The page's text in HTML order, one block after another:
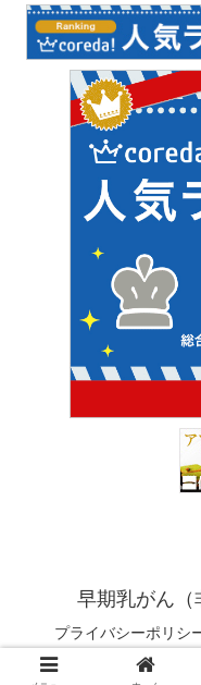
早期乳がん（
プライバシーポリシ
© 2021 早期乳